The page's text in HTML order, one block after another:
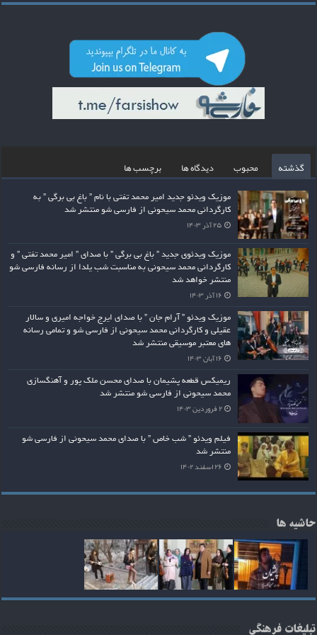
گذشته محبوب دیدگاه ها برچسب ها
موزیک ویدئو جدید امیر محمد تفتی با نام ” باغ بی برگی ” به
کارگردانی محمد سیحونی از فارسی شو منتشر شد
۲۵ آذر ۱۴۰۳
موزیک ویدئوی جدید ” باغ بی برگی ” با صدای ” امیر محمد تفتی ” و
کارگردانی محمد سیحونی به مناسبت شب یلدا از رسانه فارسی شو
منتشر خواهد شد
۱۶ آذر ۱۴۰۳
موزیک ویدئو ” آرام جان ” با صدای ایرج خواجه امیری و سالار
عقیلی و کارگردانی محمد سیحونی از فارسی شو و تمامی رسانه
های معتبر موسیقی منتشر شد
۱۶ آبان ۱۴۰۳
ریمیکس قطعه پشیمان با صدای محسن ملک پور و آهنگسازی
محمد سیحونی از فارسی شو منتشر شد
۲ فروردین ۱۴۰۳
فیلم ویدئو ” شب خاص ” با صدای محمد سیحونی از فارسی شو
منتشر شد
۲۶ اسفند ۱۴۰۲
حاشیه ها
تبلیغات فرهنگی